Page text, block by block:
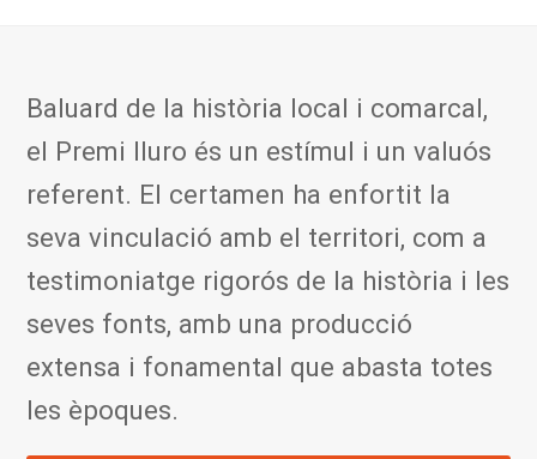
Baluard de la història local i comarcal,
el Premi Iluro és un estímul i un valuós
referent. El certamen ha enfortit la
seva vinculació amb el territori, com a
testimoniatge rigorós de la història i les
seves fonts, amb una producció
extensa i fonamental que abasta totes
les èpoques.